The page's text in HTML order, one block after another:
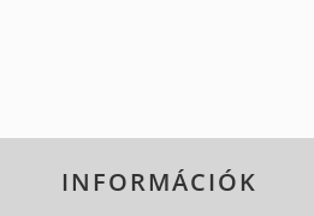
INFORMÁCIÓK